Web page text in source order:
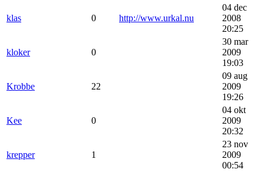
klas 0 http://www.urkal.nu
04 dec
2008
20:25
kloker 0
30 mar
2009
19:03
Krobbe 22
09 aug
2009
19:26
Kee 0
04 okt
2009
20:32
krepper 1
23 nov
2009
00:54